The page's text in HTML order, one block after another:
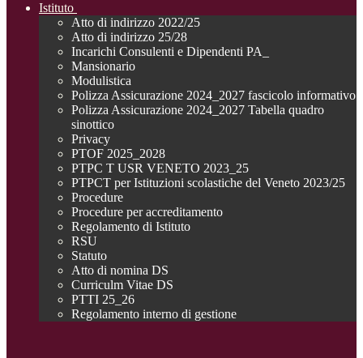
Istituto
Atto di indirizzo 2022/25
Atto di indirizzo 25/28
Incarichi Consulenti e Dipendenti PA_
Mansionario
Modulistica
Polizza Assicurazione 2024_2027 fascicolo informativo
Polizza Assicurazione 2024_2027 Tabella quadro
sinottico
Privacy
PTOF 2025_2028
PTPC T USR VENETO 2023_25
PTPCT per Istituzioni scolastiche del Veneto 2023/25
Procedure
Procedure per accreditamento
Regolamento di Istituto
RSU
Statuto
Atto di nomina DS
Curriculm Vitae DS
PTTI 25_26
Regolamento interno di gestione